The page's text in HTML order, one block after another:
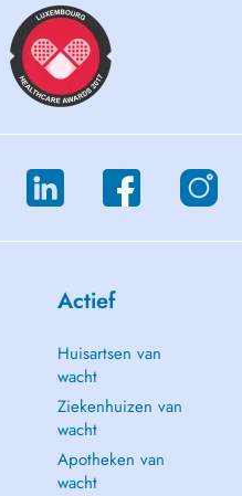
Actief
Huisartsen van
wacht
Ziekenhuizen van
wacht
Apotheken van
wacht